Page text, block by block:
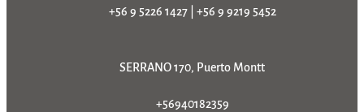
+56 9 5226 1427| +56 9 9219 5452
SERRANO 170, Puerto Montt
+56940182359